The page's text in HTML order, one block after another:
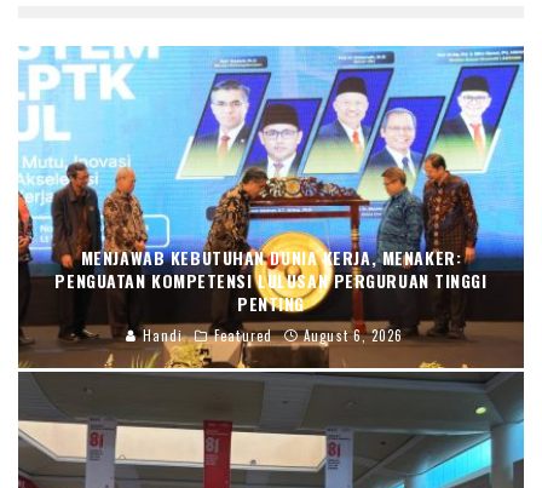
MENJAWAB KEBUTUHAN DUNIA KERJA, MENAKER:
PENGUATAN KOMPETENSI LULUSAN PERGURUAN TINGGI
PENTING
Handi Featured August 6, 2026